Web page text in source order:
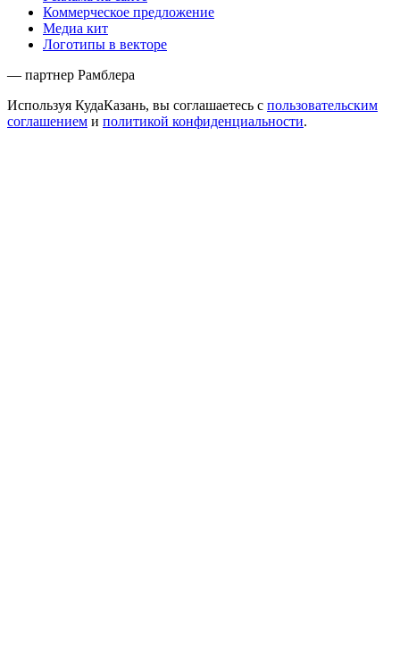
Коммерческое предложение
Медиа кит
Логотипы в векторе
— партнер Рамблера
Используя КудаКазань, вы соглашаетесь с пользовательским
соглашением и политикой конфиденциальности.